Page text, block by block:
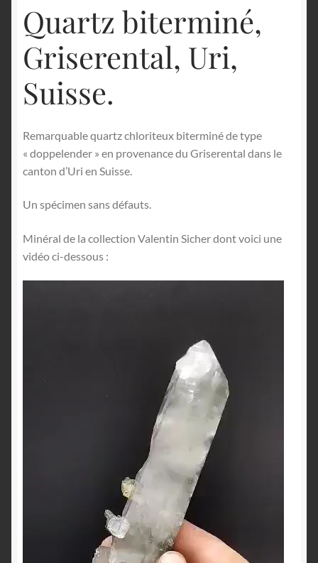
Quartz biterminé,
Griserental, Uri,
Suisse.
Remarquable quartz chloriteux biterminé de type
« doppelender » en provenance du Griserental dans le
canton d’Uri en Suisse.
Un spécimen sans défauts.
Minéral de la collection Valentin Sicher dont voici une
vidéo ci-dessous :